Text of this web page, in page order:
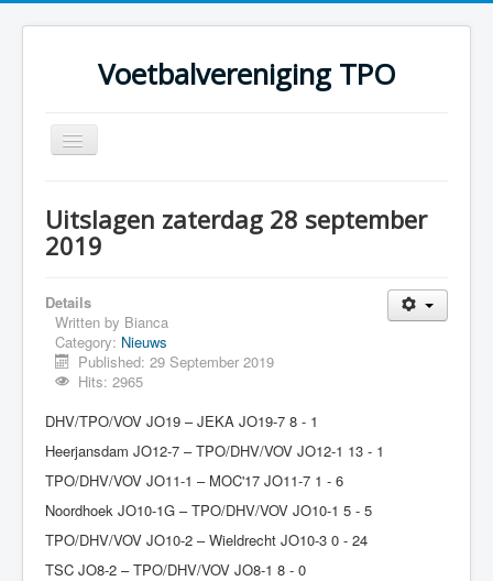
Voetbalvereniging TPO
Toggle
Navigation
Over TPO
Foto's
Sponsoring
Programma
Uitslagen zaterdag 28 september
2019
Details
Written by Bianca
Category: Nieuws
Published: 29 September 2019
Hits: 2965
DHV/TPO/VOV JO19 – JEKA JO19-7 8 - 1
Heerjansdam JO12-7 – TPO/DHV/VOV JO12-1 13 - 1
TPO/DHV/VOV JO11-1 – MOC'17 JO11-7 1 - 6
Noordhoek JO10-1G – TPO/DHV/VOV JO10-1 5 - 5
TPO/DHV/VOV JO10-2 – Wieldrecht JO10-3 0 - 24
TSC JO8-2 – TPO/DHV/VOV JO8-1 8 - 0